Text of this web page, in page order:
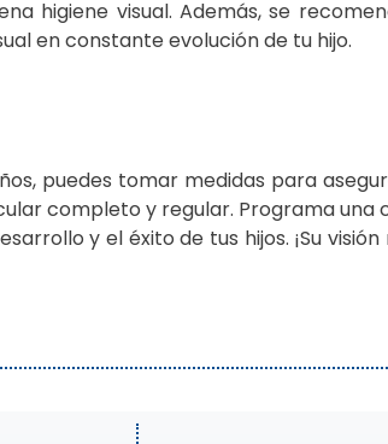
higiene visual. Además, se
en constante evolución de tu hijo.
puedes tomar medidas para
completo y regular. Programa una
y el éxito de tus hijos. ¡Su